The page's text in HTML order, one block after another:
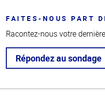
FAITES-NOUS PART
Racontez-nous votre
Répondez au sondage